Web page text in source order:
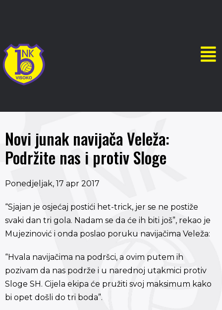
Novi junak navijača Veleža:
Podržite nas i protiv Sloge
Ponedjeljak, 17 apr 2017
“Sjajan je osjećaj postići het-trick, jer se ne postiže
svaki dan tri gola. Nadam se da će ih biti još”, rekao je
Mujezinović i onda poslao poruku navijačima Veleža:
“Hvala navijačima na podršci, a ovim putem ih
pozivam da nas podrže i u narednoj utakmici protiv
Sloge SH. Cijela ekipa će pružiti svoj maksimum kako
bi opet došli do tri boda”.